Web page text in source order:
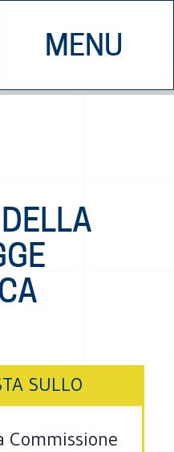
MENU
CHI SIAMO
SULLO
Commissione